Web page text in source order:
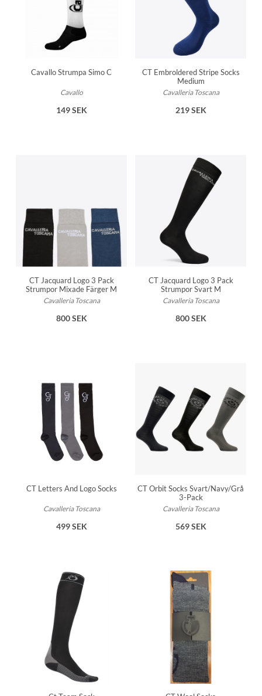
Cavallo Strumpa Simo C
Cavallo
149 SEK
CT Embroldered Stripe Socks
Medium
Cavalleria Toscana
219 SEK
CT Jacquard Logo 3 Pack
Strumpor Mixade Färger M
Cavalleria Toscana
800 SEK
CT Jacquard Logo 3 Pack
Strumpor Svart M
Cavalleria Toscana
800 SEK
CT Letters And Logo Socks
Cavalleria Toscana
499 SEK
CT Orbit Socks Svart/Navy/Grå
3-Pack
Cavalleria Toscana
569 SEK